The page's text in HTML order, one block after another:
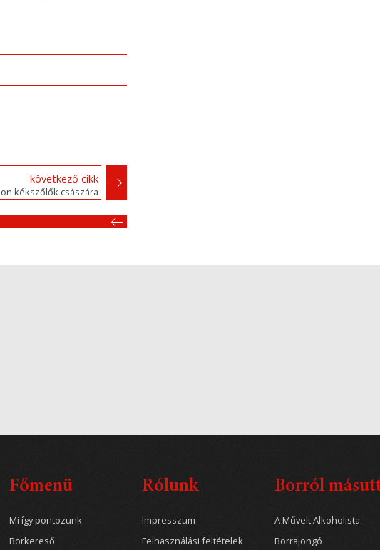
következő cikk
kékszőlők császára
Főmenü
Mi így pontozunk
Borkereső
Rólunk
Impresszum
Felhasználási feltételek
Borról
A Művelt Alkoholista
Borrajongó